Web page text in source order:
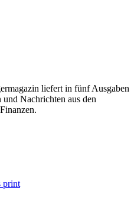
liefert in fünf Ausgaben
Nachrichten aus den
print